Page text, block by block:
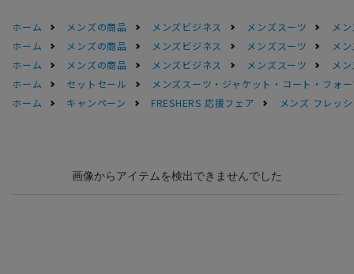
ホーム メンズの商品 メンズビジネス メンズスーツ
メ
ホーム
メンズの商品 メンズビジネス メンズスーツ
メ
ホーム
メンズの商品 メンズビジネス メンズスーツ
メ
ホーム
セットセール
メンズスーツ・ジャケット・コート・フォ
ホーム
キャンペーン FRESHERS 応援フェア メンズ フレッ